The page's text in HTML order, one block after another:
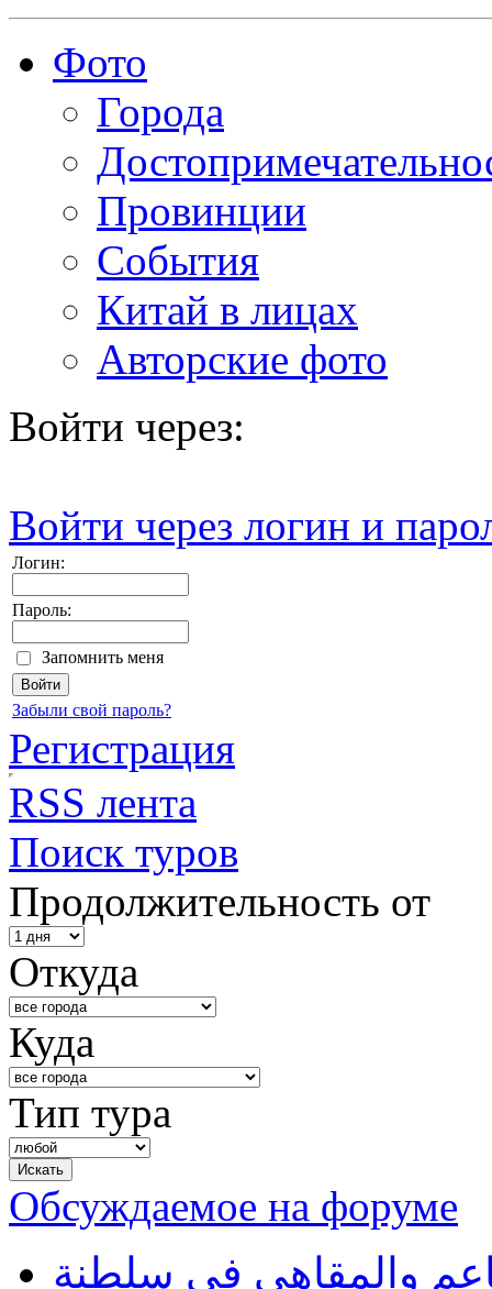
Фото
Города
Провинции
События
Китай в лицах
Авторские фото
Войти через:
Войти через логин и
Логин:
Пароль:
Запомнить меня
Забыли свой пароль?
Регистрация
RSS лента
Поиск туров
Продолжительность от
Откуда
Куда
Тип тура
Обсуждаемое на форуме
والمقاهي في سلطنة